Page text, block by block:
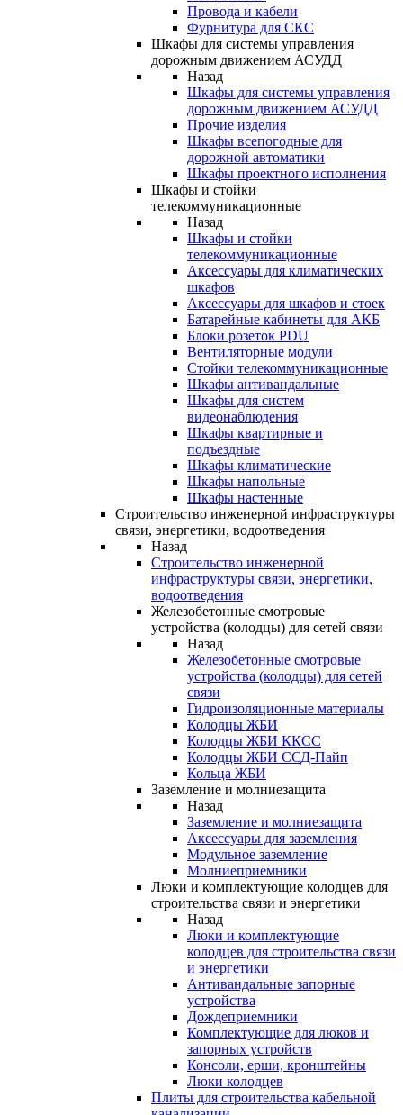
Провода и кабели
Фурнитура для СКС
Шкафы для системы управления
дорожным движением АСУДД
Назад
Шкафы для системы управления
дорожным движением АСУДД
Прочие изделия
Шкафы всепогодные для
дорожной автоматики
Шкафы проектного исполнения
Шкафы и стойки
телекоммуникационные
Назад
Шкафы и стойки
телекоммуникационные
Аксессуары для климатических
шкафов
Аксессуары для шкафов и стоек
Батарейные кабинеты для АКБ
Блоки розеток PDU
Вентиляторные модули
Стойки телекоммуникационные
Шкафы антивандальные
Шкафы для систем
видеонаблюдения
Шкафы квартирные и
подъездные
Шкафы климатические
Шкафы напольные
Шкафы настенные
Строительство инженерной инфраструктуры
связи, энергетики, водоотведения
Назад
Строительство инженерной
инфраструктуры связи, энергетики,
водоотведения
Железобетонные смотровые
устройства (колодцы) для сетей связи
Назад
Железобетонные смотровые
устройства (колодцы) для сетей
связи
Гидроизоляционные материалы
Колодцы ЖБИ
Колодцы ЖБИ ККСС
Колодцы ЖБИ ССД-Пайп
Кольца ЖБИ
Заземление и молниезащита
Назад
Заземление и молниезащита
Аксессуары для заземления
Модульное заземление
Молниеприемники
Люки и комплектующие колодцев для
строительства связи и энергетики
Назад
Люки и комплектующие
колодцев для строительства связи
и энергетики
Антивандальные запорные
устройства
Дождеприемники
Комплектующие для люков и
запорных устройств
Консоли, ерши, кронштейны
Люки колодцев
Плиты для строительства кабельной